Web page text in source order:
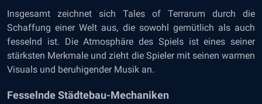
Insgesamt zeichnet sich Tales of Terrarum durch die
Schaffung einer Welt aus, die sowohl gemütlich als auch
fesselnd ist. Die Atmosphäre des Spiels ist eines seiner
stärksten Merkmale und zieht die Spieler mit seinen warmen
Visuals und beruhigender Musik an.
Fesselnde Städtebau-Mechaniken